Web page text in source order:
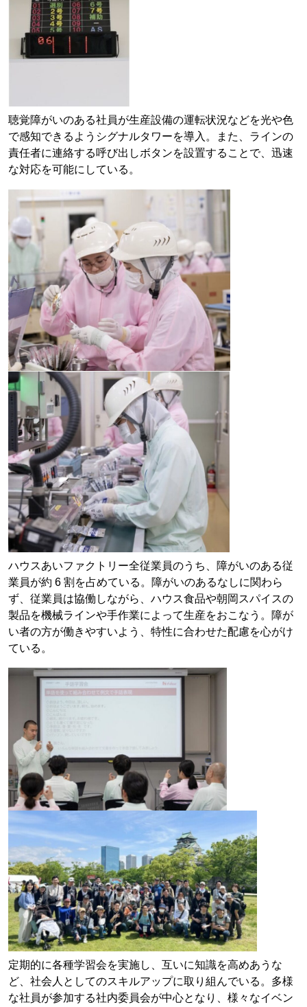
聴覚障がいのある社員が生産設備の運転状況などを光や色
で感知できるようシグナルタワーを導入。また、ラインの
責任者に連絡する呼び出しボタンを設置することで、迅速
な対応を可能にしている。
ハウスあいファクトリー全従業員のうち、障がいのある従
業員が約 6 割を占めている。障がいのあるなしに関わら
ず、従業員は協働しながら、ハウス食品や朝岡スパイスの
製品を機械ラインや手作業によって生産をおこなう。障が
い者の方が働きやすいよう、特性に合わせた配慮を心がけ
ている。
定期的に各種学習会を実施し、互いに知識を高めあうな
ど、社会人としてのスキルアップに取り組んでいる。多様
な社員が参加する社内委員会が中心となり、様々なイベン